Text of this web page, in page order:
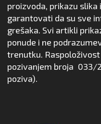
proizvoda, prikazu slika
garantovati da su sve
grešaka. Svi artikli
ponude i ne
trenutku.
pozivanjem broja 033/
poziva).